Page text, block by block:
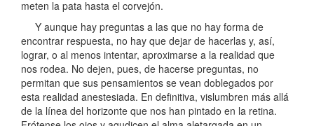
meten la pata hasta el corvejón.
Y aunque hay preguntas a las que no hay forma de
encontrar respuesta, no hay que dejar de hacerlas y, así,
lograr, o al menos intentar, aproximarse a la realidad que
nos rodea. No dejen, pues, de hacerse preguntas, no
permitan que sus pensamientos se vean doblegados por
esta realidad anestesiada. En definitiva, vislumbren más allá
de la línea del horizonte que nos han pintado en la retina.